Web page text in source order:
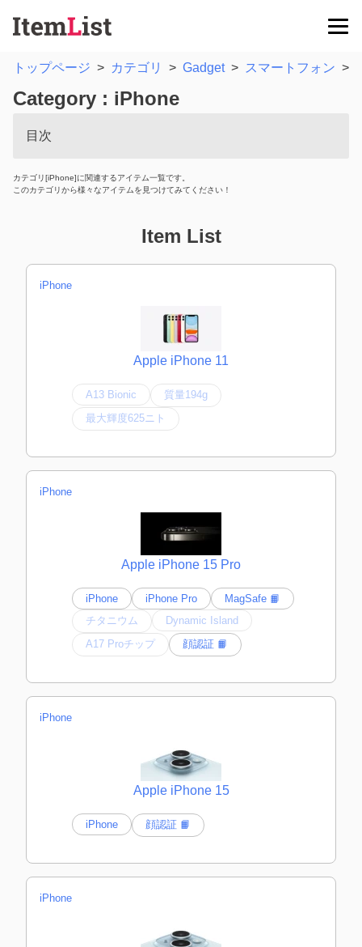
トップページ > カテゴリ > Gadget > スマートフォン >
Category : iPhone
目次
カテゴリ[iPhone]に関連するアイテム一覧です。
このカテゴリから様々なアイテムを見つけてみてください！
Item List
iPhone
Apple iPhone 11
A13 Bionic
質量194g
最大輝度625ニト
iPhone
Apple iPhone 15 Pro
iPhone iPhone Pro
MagSafe 📙
チタニウム
Dynamic Island
A17 Proチップ
顔認証 📙
iPhone
Apple iPhone 15
iPhone 顔認証 📙
iPhone